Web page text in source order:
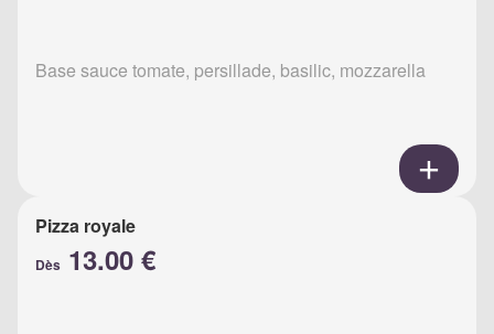
Base sauce tomate, persillade, basilic, mozzarella
Pizza royale
Dès 13.00 €